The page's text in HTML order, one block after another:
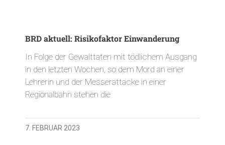
BRD aktuell: Risikofaktor Einwanderung
In Folge der Gewalttaten mit tödlichem Ausgang
in den letzten Wochen, so dem Mord an einer
Lehrerin und der Messerattacke in einer
Regionalbahn stehen die
7. FEBRUAR 2023